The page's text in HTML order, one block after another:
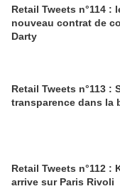
Retail Tweets n°114 :
nouveau contrat de
Darty
Retail Tweets n°113 :
transparence dans la
Retail Tweets n°112 :
arrive sur Paris Rivoli